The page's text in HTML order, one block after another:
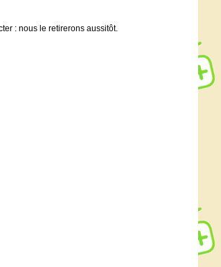
: nous le retirerons aussitôt.